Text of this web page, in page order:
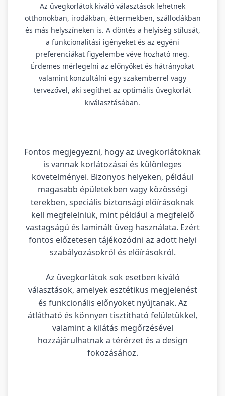
Az üvegkorlátok kiváló választások lehetnek
otthonokban, irodákban, éttermekben, szállodákban
és más helyszíneken is. A döntés a helyiség stílusát,
a funkcionalitási igényeket és az egyéni
preferenciákat figyelembe véve hozható meg.
Érdemes mérlegelni az előnyöket és hátrányokat
valamint konzultálni egy szakemberrel vagy
tervezővel, aki segíthet az optimális üvegkorlát
kiválasztásában.
Fontos megjegyezni, hogy az üvegkorlátoknak
is vannak korlátozásai és különleges
követelményei. Bizonyos helyeken, például
magasabb épületekben vagy közösségi
terekben, speciális biztonsági előírásoknak
kell megfelelniük, mint például a megfelelő
vastagságú és laminált üveg használata. Ezért
fontos előzetesen tájékozódni az adott helyi
szabályozásokról és előírásokról.
Az üvegkorlátok sok esetben kiváló
választások, amelyek esztétikus megjelenést
és funkcionális előnyöket nyújtanak. Az
átlátható és könnyen tisztítható felületükkel,
valamint a kilátás megőrzésével
hozzájárulhatnak a térérzet és a design
fokozásához.